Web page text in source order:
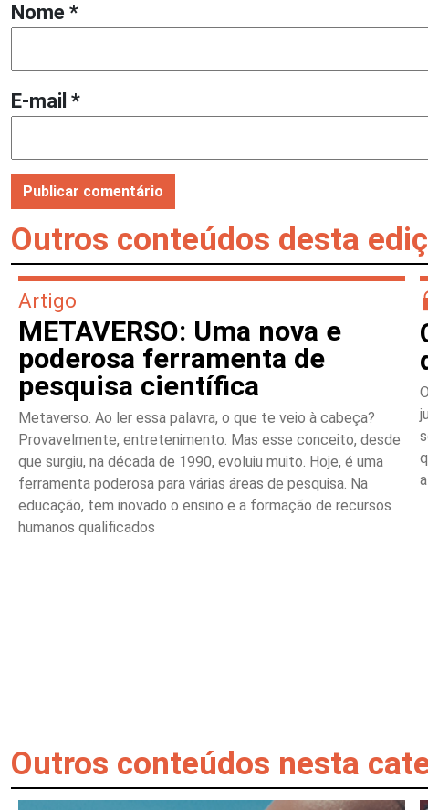
Nome *
E-mail *
Outros conteúdos desta
Artigo
METAVERSO: Uma nova e
poderosa ferramenta de
pesquisa científica
Metaverso. Ao ler essa palavra, o que te veio à cabeça?
Provavelmente, entretenimento. Mas esse conceito, desde
que surgiu, na década de 1990, evoluiu muito. Hoje, é uma
ferramenta poderosa para várias áreas de pesquisa. Na
educação, tem inovado o ensino e a formação de recursos
humanos qualificados
Outros conteúdos nesta